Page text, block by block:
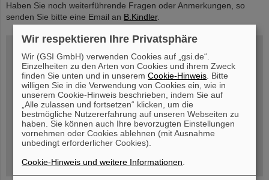
Haben Sie noch weiterführende Fragen oder Anmerkungen, so
senden Sie bitte eine Email an B.Kindler.
Sir Martyn Poliakoff im Gespräch mit Dr. Bettina Lommel im Target-Labor.
Erstaunlich seltene Isotope (Platin, Quecksilber, Gold und mehr) –
Periodensystem der Videos
(Link zum Youtube-Video).
Wir respektieren Ihre Privatsphäre
Wir (GSI GmbH) verwenden Cookies auf „gsi.de“.
Einzelheiten zu den Arten von Cookies und ihrem Zweck
finden Sie unten und in unseremCookie-Hinweis . Bitte
willigen Sie in die Verwendung von Cookies ein, wie in
unserem Cookie-Hinweis beschrieben, indem Sie auf
„Alle zulassen und fortsetzen“ klicken, um die
bestmögliche Nutzererfahrung auf unseren Webseiten zu
haben. Sie können auch Ihre bevorzugten Einstellungen
vornehmen oder Cookies ablehnen (mit Ausnahme
unbedingt erforderlicher Cookies).
Cookie-Hinweis und weitere Informationen